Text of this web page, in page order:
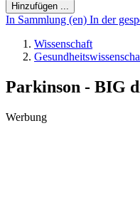
Hinzufügen ...
In Sammlung (en) In der
Wissenschaft
Parkinson - BIG
Werbung